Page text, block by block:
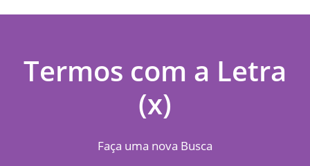
Termos com a Letra
(x)
Faça uma nova Busca